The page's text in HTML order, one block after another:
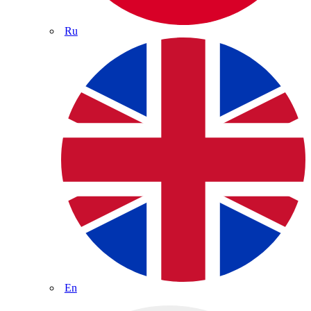
Ru
En